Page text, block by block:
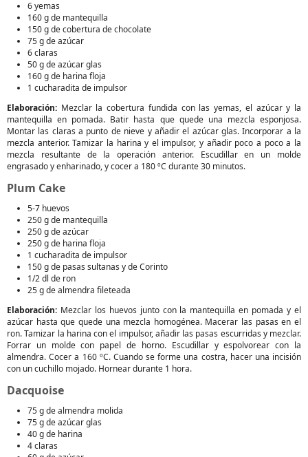
6 yemas
160 g de mantequilla
150 g de cobertura de chocolate
75 g de azúcar
6 claras
50 g de azúcar glas
160 g de harina floja
1 cucharadita de impulsor
Elaboración: Mezclar la cobertura fundida con las yemas, el azúcar y la
mantequilla en pomada. Batir hasta que quede una mezcla esponjosa.
Montar las claras a punto de nieve y añadir el azúcar glas. Incorporar a la
mezcla anterior. Tamizar la harina y el impulsor, y añadir poco a poco a la
mezcla resultante de la operación anterior. Escudillar en un molde
engrasado y enharinado, y cocer a 180 ºC durante 30 minutos.
Plum Cake
5-7 huevos
250 g de mantequilla
250 g de azúcar
250 g de harina floja
1 cucharadita de impulsor
150 g de pasas sultanas y de Corinto
1/2 dl de ron
25 g de almendra fileteada
Elaboración: Mezclar los huevos junto con la mantequilla en pomada y el
azúcar hasta que quede una mezcla homogénea. Macerar las pasas en el
ron. Tamizar la harina con el impulsor, añadir las pasas escurridas y mezclar.
Forrar un molde con papel de horno. Escudillar y espolvorear con la
almendra. Cocer a 160 ºC. Cuando se forme una costra, hacer una incisión
con un cuchillo mojado. Hornear durante 1 hora.
Dacquoise
75 g de almendra molida
75 g de azúcar glas
40 g de harina
4 claras